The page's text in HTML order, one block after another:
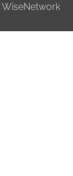
WiseNetwork